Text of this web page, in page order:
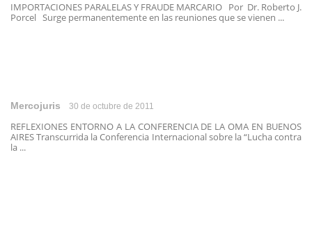
IMPORTACIONES PARALELAS Y FRAUDE MARCARIO Por Dr. Roberto J.
Porcel Surge permanentemente en las reuniones que se vienen ...
Mercojuris 30 de octubre de 2011
REFLEXIONES ENTORNO A LA CONFERENCIA DE LA OMA EN BUENOS
AIRES Transcurrida la Conferencia Internacional sobre la “Lucha contra
la ...